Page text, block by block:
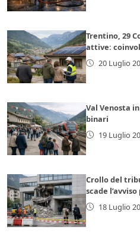
Trentino, 29
attive:
20 Luglio
Val Venosta
binari
19 Luglio
Crollo del
scade
18 Luglio